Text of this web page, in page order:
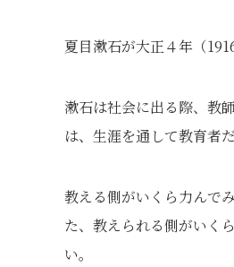
夏目漱石が大正４年（
漱石は社会に出る際、教
は、生涯を通して教育者
教える側がいくら力んで
た、教えられる側がいく
い。